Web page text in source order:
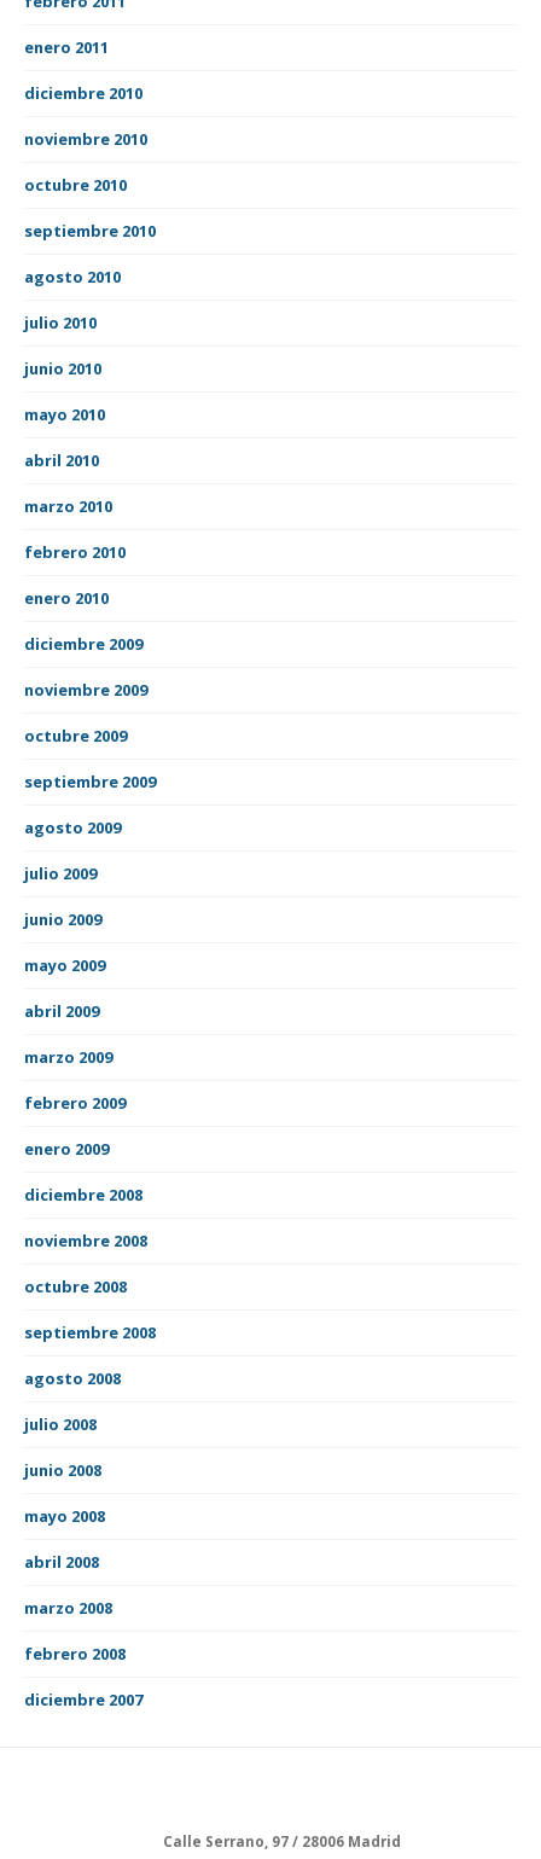
enero 2011
diciembre 2010
noviembre 2010
octubre 2010
septiembre 2010
agosto 2010
julio 2010
junio 2010
mayo 2010
abril 2010
marzo 2010
febrero 2010
enero 2010
diciembre 2009
noviembre 2009
octubre 2009
septiembre 2009
agosto 2009
julio 2009
junio 2009
mayo 2009
abril 2009
marzo 2009
febrero 2009
enero 2009
diciembre 2008
noviembre 2008
octubre 2008
septiembre 2008
agosto 2008
julio 2008
junio 2008
mayo 2008
abril 2008
marzo 2008
febrero 2008
diciembre 2007
Calle Serrano, 97 / 28006 Madrid